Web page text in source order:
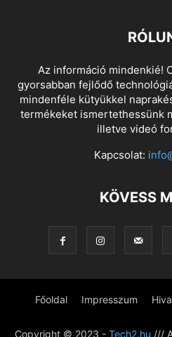
Az információ mindenkié!
gyorsabban fejlődő
mindenféle kütyükkel
termékeket ismertethessünk
illetve videó
Kapcsolat:
KÖVESS
Főoldal Impresszum
Copyright © 2023 - Tech2.hu ///